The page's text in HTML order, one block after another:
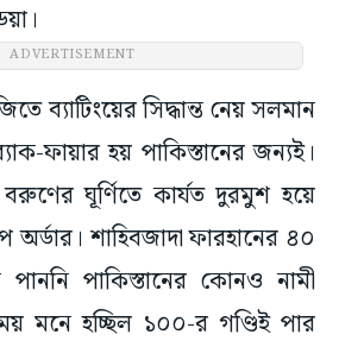
ব্যাটিংয়ের সিদ্ধান্ত নেয় সলমান
ফায়ার হয় পাকিস্তানের জন্যই।
ঘূর্ণিতে কার্যত দুরমুশ হয়ে
অর্ডার। শাহিবজাদা ফারহানের ৪০
পাকিস্তানের কোনও নামী
মনে হচ্ছিল ১০০-র গণ্ডিই পার
যদিও শেষে শাহিন